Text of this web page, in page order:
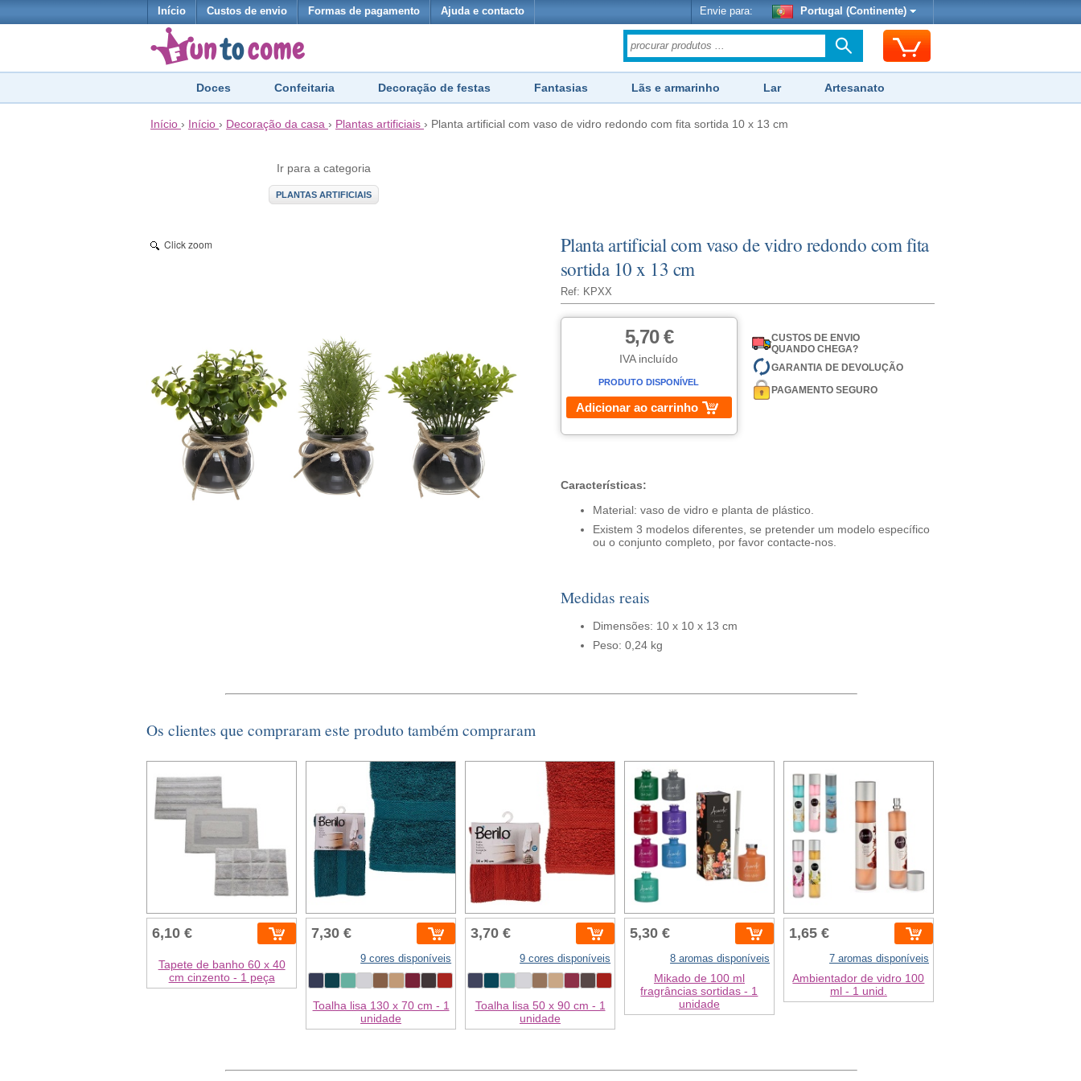
Início Custos de envio Formas de pagamento Ajuda e contacto Envie para: Portugal (Continente)
Doces Confeitaria Decoração de festas Fantasias Lãs e armarinho Lar Artesanato
Início › Início › Decoração da casa › Plantas artificiais › Planta artificial com vaso de vidro redondo com fita sortida 10 x 13 cm
Ir para a categoria
PLANTAS ARTIFICIAIS
Planta artificial com vaso de vidro redondo com fita
sortida 10 x 13 cm
Ref: KPXX
Click zoom
5,70 €
IVA incluído
PRODUTO DISPONÍVEL
Adicionar ao carrinho
CUSTOS DE ENVIO
QUANDO CHEGA?
GARANTIA DE DEVOLUÇÃO
PAGAMENTO SEGURO
Características:
Material: vaso de vidro e planta de plástico.
Existem 3 modelos diferentes, se pretender um modelo específico
ou o conjunto completo, por favor contacte-nos.
Medidas reais
Dimensões: 10 x 10 x 13 cm
Peso: 0,24 kg
Os clientes que compraram este produto também compraram
6,10 €
Tapete de banho 60 x 40
cm cinzento - 1 peça
7,30 €
9 cores disponíveis
Toalha lisa 130 x 70 cm - 1
unidade
3,70 €
9 cores disponíveis
Toalha lisa 50 x 90 cm - 1
unidade
5,30 €
8 aromas disponíveis
Mikado de 100 ml
fragrâncias sortidas - 1
unidade
1,65 €
7 aromas disponíveis
Ambientador de vidro 100
ml - 1 unid.